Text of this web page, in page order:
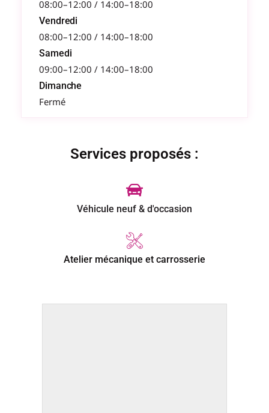
08:00–12:00 / 14:00–18:00
Vendredi
08:00–12:00 / 14:00–18:00
Samedi
09:00–12:00 / 14:00–18:00
Dimanche
Fermé
Services proposés :
Véhicule neuf & d'occasion
Atelier mécanique et carrosserie